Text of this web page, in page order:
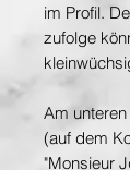
im Profil.
zufolge
Am
(auf dem
"Monsieur